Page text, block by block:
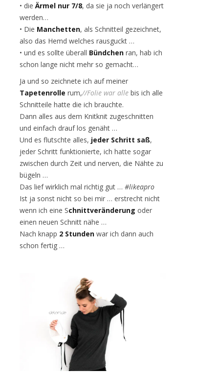
• die Ärmel nur 7/8, da sie ja noch verlängert
werden…
• Die Manchetten, als Schnitteil gezeichnet,
also das Hemd welches rausguckt …
• und es sollte überall Bündchen ran, hab ich
schon lange nicht mehr so gemacht…
Ja und so zeichnete ich auf meiner
Tapetenrolle rum,//Folie war alle bis ich alle
Schnitteile hatte die ich brauchte.
Dann alles aus dem Knitknit zugeschnitten
und einfach drauf los genäht …
Und es flutschte alles, jeder Schritt saß,
jeder Schritt funktionierte, ich hatte sogar
zwischen durch Zeit und nerven, die Nähte zu
bügeln …
Das lief wirklich mal richtig gut … #likeapro
Ist ja sonst nicht so bei mir … erstrecht nicht
wenn ich eine Schnittveränderung oder
einen neuen Schnitt nähe …
Nach knapp 2 Stunden war ich dann auch
schon fertig …